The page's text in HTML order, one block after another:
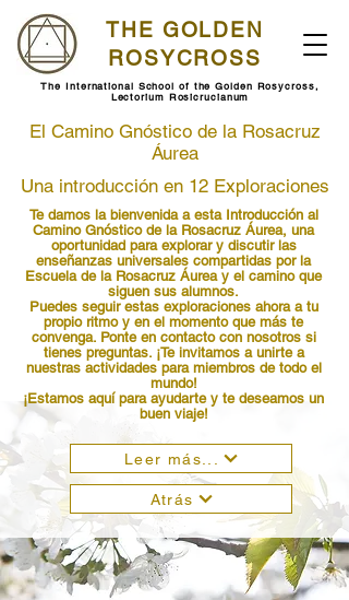
THE GOLDEN
ROSYCROSS
The International School of the Golden Rosycross,
Lectorium Rosicrucianum
El Camino Gnóstico de la Rosacruz
Áurea
Una introducción en 12 Exploraciones
Te damos la bienvenida a esta Introducción al
Camino Gnóstico de la Rosacruz Áurea, una
oportunidad para explorar y discutir las
enseñanzas universales compartidas por la
Escuela de la Rosacruz Áurea y el camino que
siguen sus alumnos.
Puedes seguir estas exploraciones ahora a tu
propio ritmo y en el momento que más te
convenga. Ponte en contacto con nosotros si
tienes preguntas. ¡Te invitamos a unirte a
nuestras actividades para miembros de todo el
mundo!
¡Estamos aquí para ayudarte y te deseamos un
buen viaje!
Leer más...
Atrás